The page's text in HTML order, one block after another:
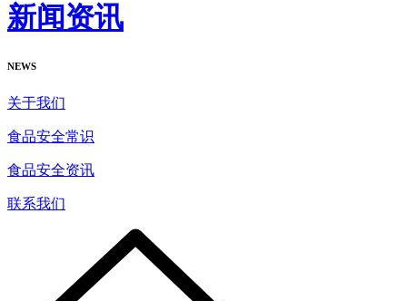
新闻资讯
NEWS
关于我们
食品安全常识
食品安全资讯
联系我们